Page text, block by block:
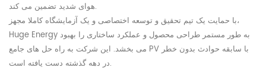
هوای شدید تضمین می کند.
با حمایت یک تیم تحقیق و توسعه اختصاصی و یک آزمایشگاه کاملا مجهز،
Huge Energyبه طور مستمر طراحی محصول و عملکرد ساختاری را بهبود
می بخشد. این شرکت به راه حل های جامع PV با سابقه حوادث بدون خطر
در دهه گذشته دست یافته است.